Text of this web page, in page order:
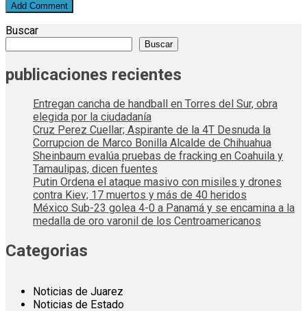
Buscar
Buscar
publicaciones recientes
Entregan cancha de handball en Torres del Sur, obra
elegida por la ciudadanía
Cruz Perez Cuellar; Aspirante de la 4T Desnuda la
Corrupcion de Marco Bonilla Alcalde de Chihuahua
Sheinbaum evalúa pruebas de fracking en Coahuila y
Tamaulipas, dicen fuentes
Putin Ordena el ataque masivo con misiles y drones
contra Kiev; 17 muertos y más de 40 heridos
México Sub-23 golea 4-0 a Panamá y se encamina a la
medalla de oro varonil de los Centroamericanos
Categorias
Noticias de Juarez
Noticias de Estado